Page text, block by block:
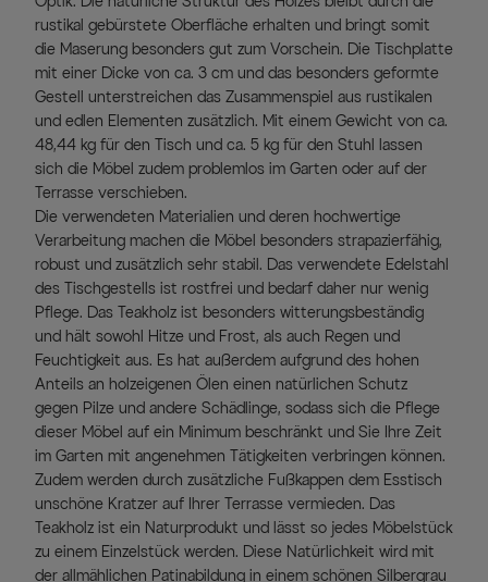
rustikal gebürstete Oberfläche erhalten und bringt somit
die Maserung besonders gut zum Vorschein. Die Tischplatte
mit einer Dicke von ca. 3 cm und das besonders geformte
Gestell unterstreichen das Zusammenspiel aus rustikalen
und edlen Elementen zusätzlich. Mit einem Gewicht von ca.
48,44 kg für den Tisch und ca. 5 kg für den Stuhl lassen
sich die Möbel zudem problemlos im Garten oder auf der
Terrasse verschieben.
Die verwendeten Materialien und deren hochwertige
Verarbeitung machen die Möbel besonders strapazierfähig,
robust und zusätzlich sehr stabil. Das verwendete Edelstahl
des Tischgestells ist rostfrei und bedarf daher nur wenig
Pflege. Das Teakholz ist besonders witterungsbeständig
und hält sowohl Hitze und Frost, als auch Regen und
Feuchtigkeit aus. Es hat außerdem aufgrund des hohen
Anteils an holzeigenen Ölen einen natürlichen Schutz
gegen Pilze und andere Schädlinge, sodass sich die Pflege
dieser Möbel auf ein Minimum beschränkt und Sie Ihre Zeit
im Garten mit angenehmen Tätigkeiten verbringen können.
Zudem werden durch zusätzliche Fußkappen dem Esstisch
unschöne Kratzer auf Ihrer Terrasse vermieden. Das
Teakholz ist ein Naturprodukt und lässt so jedes Möbelstück
zu einem Einzelstück werden. Diese Natürlichkeit wird mit
der allmählichen Patinabildung in einem schönen Silbergrau